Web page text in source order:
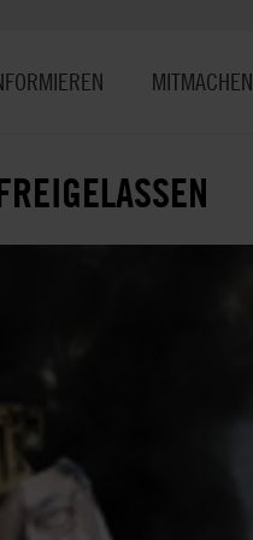
MITMACHEN